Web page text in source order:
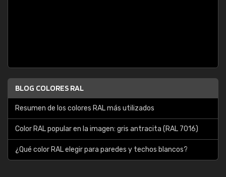
BLOG COLORES RAL
Resumen de los colores RAL más utilizados
Color RAL popular en la imagen: gris antracita (RAL 7016)
¿Qué color RAL elegir para paredes y techos blancos?